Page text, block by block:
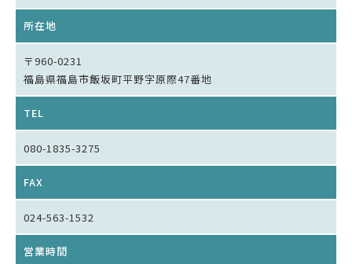
所在地
〒960-0231
福島県福島市飯坂町平野字原際47番地
TEL
080-1835-3275
FAX
024-563-1532
営業時間